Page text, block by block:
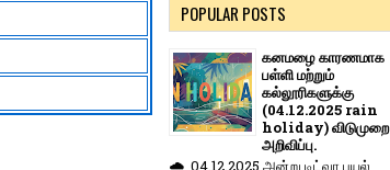
POPULAR POSTS
கனமழை காரணமாக
பள்ளி மற்றும்
கல்லூரிகளுக்கு
(04.12.2025 rain
holiday) விடுமுறை
அறிவிப்பு.
🌧️ 04.12.2025 அன்று டிட்வா புயல்